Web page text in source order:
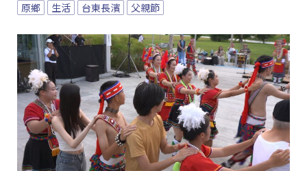
原鄉 生活 台東長濱 父親節